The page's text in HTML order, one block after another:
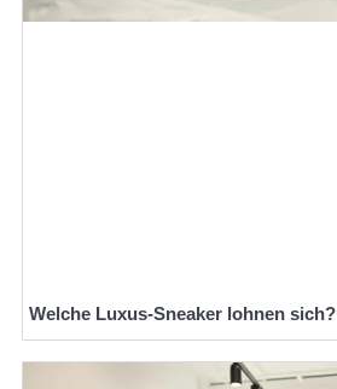
Welche Luxus-Sneaker lohnen sich?